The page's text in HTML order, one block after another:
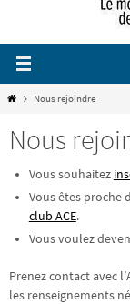
HomeNous rejoindre
Nous
Vous souhaitez
Vous êtes proche
club ACE.
Vous voulez
Prenez contact avec
les renseignements